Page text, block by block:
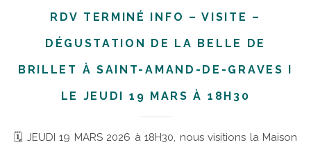
RDV TERMINÉ INFO – VISITE –
DÉGUSTATION DE LA BELLE DE
BRILLET À SAINT-AMAND-DE-GRAVES I
LE JEUDI 19 MARS À 18H30
🗓 JEUDI 19 MARS 2026 à 18H30, nous visitions la Maison